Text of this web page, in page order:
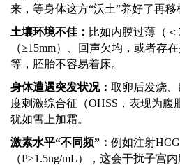
来，等身体这方“沃土”养好了再移
土壤环境不佳： 比如内膜过薄（＜
（≥15mm）、回声欠均，或者存
等，胚胎不容易着床。
身体遭遇突发状况： 取卵后发烧
度刺激综合征（OHSS，表现为腹
犹如雪上加霜。
激素水平“不同频”： 例如注射
（P≥1.5ng/mL），这会干扰子宫